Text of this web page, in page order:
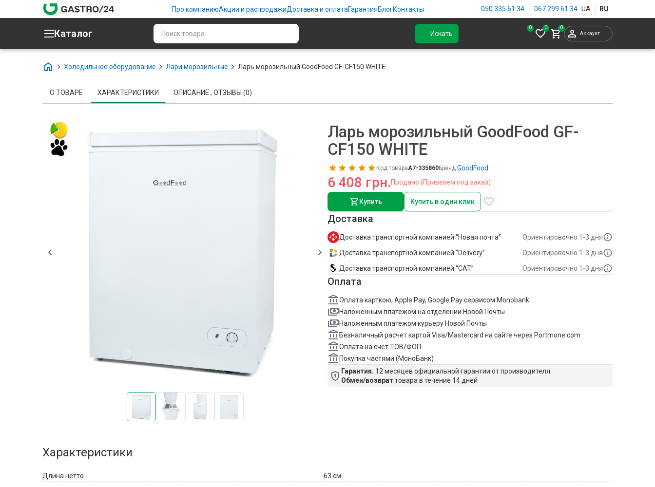
Про компаниюАкции и распродажиДоставка и оплатаГарантияБлогКонтакты 050 335 61 34 067 299 61 34
Каталог Искать
0
Аккаунт
Холодильное оборудование Лари морозильные Ларь морозильный GoodFood GF-CF150 WHITE
О ТОВАРЕ ХАРАКТЕРИСТИКИ ОПИСАНИЕ , ОТЗЫВЫ (0)
Ларь морозильный GoodFood GF-
CF150 WHITE
Код товараA7-335860Бренд:GoodFood
6 408 грн.Продано (Привезем под заказ)
Купить Купить в один клик
Доставка
Доставка транспортной компанией “Новая почта”
Ориентировочно 1-3 дня
Доставка транспортной компанией “Delivery”
Ориентировочно 1-3 дня
Доставка транспортной компанией “САТ”
Ориентировочно 1-3 дня
Оплата
Оплата карткою, Apple Pay, Google Pay сервисом Monobank
Наложенным платежом на отделении Новой Почты
Наложенным платежом курьеру Новой Почты
Безналичный расчет картой Visa/Mastercard на сайте через Portmone.com
Оплата на счет ТОВ/ФОП
Покупка частями (МоноБанк)
Гарантия. 12 месяцев официальной гарантии от производителя
Обмен/возвраттовара в течение 14 дней
Характеристики
Длина нетто
63 см